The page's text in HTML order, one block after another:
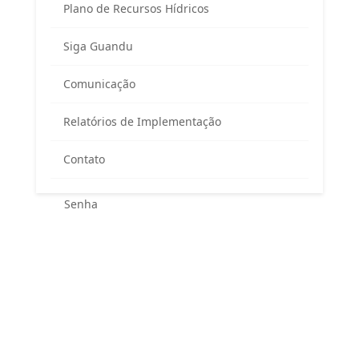
Plano de Recursos Hídricos
Siga Guandu
Comunicação
Relatórios de Implementação
Contato
Área exclusiva para os membros
do Comitê Guandu-RJ